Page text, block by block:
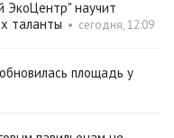
ЭкоЦентр" научит
таланты • сегодня, 12:09
площадь у